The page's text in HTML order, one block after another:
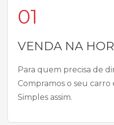
01
VENDA NA
Para quem precisa de
Compramos o seu carro
Simples assim.